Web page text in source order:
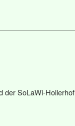
der SoLaWi-